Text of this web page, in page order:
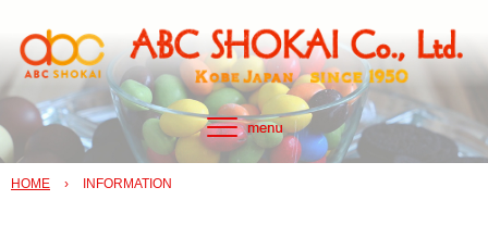
HOME › INFORMATION